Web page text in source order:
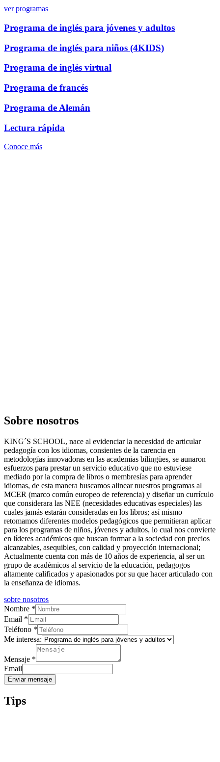
ver programas
Programa de inglés para jóvenes y adultos
Programa de inglés para niños (4KIDS)
Programa de inglés virtual
Programa de francés
Programa de Alemán
Lectura rápida
Conoce más
Sobre nosotros
KING´S SCHOOL, nace al evidenciar la necesidad de articular
pedagogía con los idiomas, consientes de la carencia en
metodologías innovadoras en las academias bilingües, se aunaron
esfuerzos para prestar un servicio educativo que no estuviese
mediado por la compra de libros o membresías para aprender
idiomas, de esta manera buscamos alinear nuestros programas al
MCER (marco común europeo de referencia) y diseñar un currículo
que considerara las NEE (necesidades educativas especiales) las
cuales jamás estarán consideradas en los libros; así mismo
retomamos diferentes modelos pedagógicos que permitieran aplicar
para los programas de niños, jóvenes y adultos, lo cual nos convierte
en líderes académicos que buscan formar a la sociedad con precios
alcanzables, asequibles, con calidad y proyección internacional;
Actualmente cuenta con más de 10 años de experiencia, al ser un
grupo de académicos al servicio de la educación, pedagogos
altamente calificados y apasionados por su que hacer articulado con
la enseñanza de idiomas.
sobre nosotros
Nombre *
Email *
Teléfono *
Me interesa:
Mensaje *
Email
Enviar mensaje
Tips